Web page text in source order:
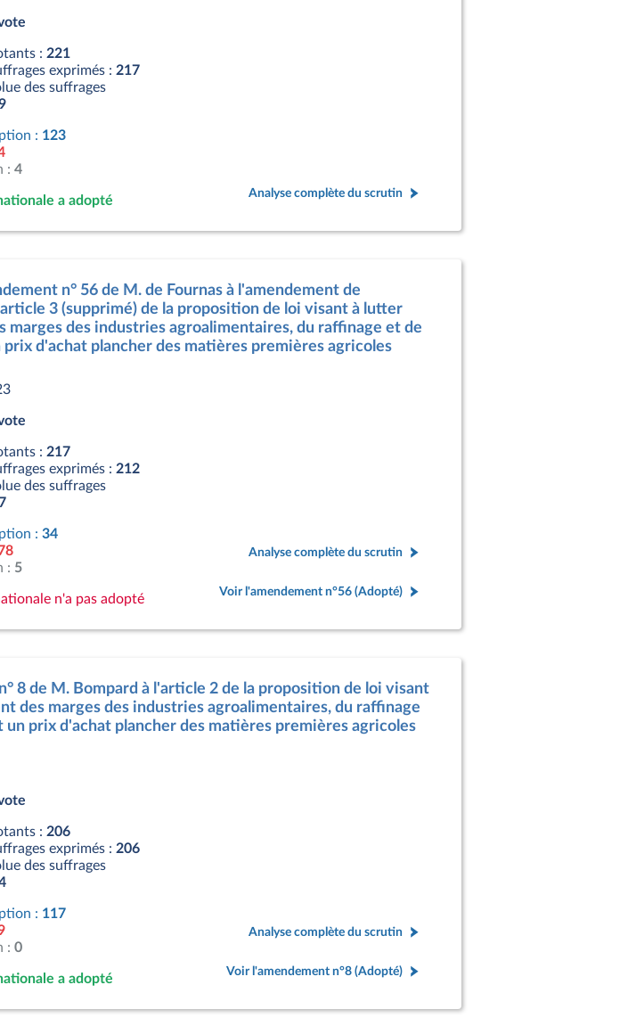
: 221
exprimés : 217
des suffrages
: 123
: 4
a adopté
Analyse complète du scrutin
n° 56 de M. de Fournas à l'amendement de
3 (supprimé) de la proposition de loi visant à lutter
des industries agroalimentaires, du raffinage et de
d'achat plancher des matières premières agricoles
: 217
exprimés : 212
des suffrages
: 34
: 5
n'a pas adopté
Analyse complète du scrutin
Voir l'amendement n°56 (Adopté)
8 de M. Bompard à l'article 2 de la proposition de loi visant
des marges des industries agroalimentaires, du raffinage
prix d'achat plancher des matières premières agricoles
: 206
exprimés : 206
des suffrages
: 117
: 0
a adopté
Analyse complète du scrutin
Voir l'amendement n°8 (Adopté)